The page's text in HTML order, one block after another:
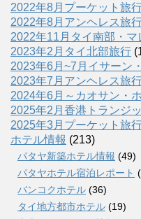
2022年8月プーケット旅
2022年8月アンヘレス旅
2022年11月タイ南部・
2023年2月タイ北部旅行
2023年6月~7月イサーン
2023年7月アンヘレス旅
2024年6月～カオサン・
2025年2月香港トランジ
2025年3月プーケット旅
ホテル情報 (213)
パタヤ新築ホテル情報 (49)
パタヤホテル宿泊レポート
バンコクホテル (36)
タイ地方都市ホテル (19)